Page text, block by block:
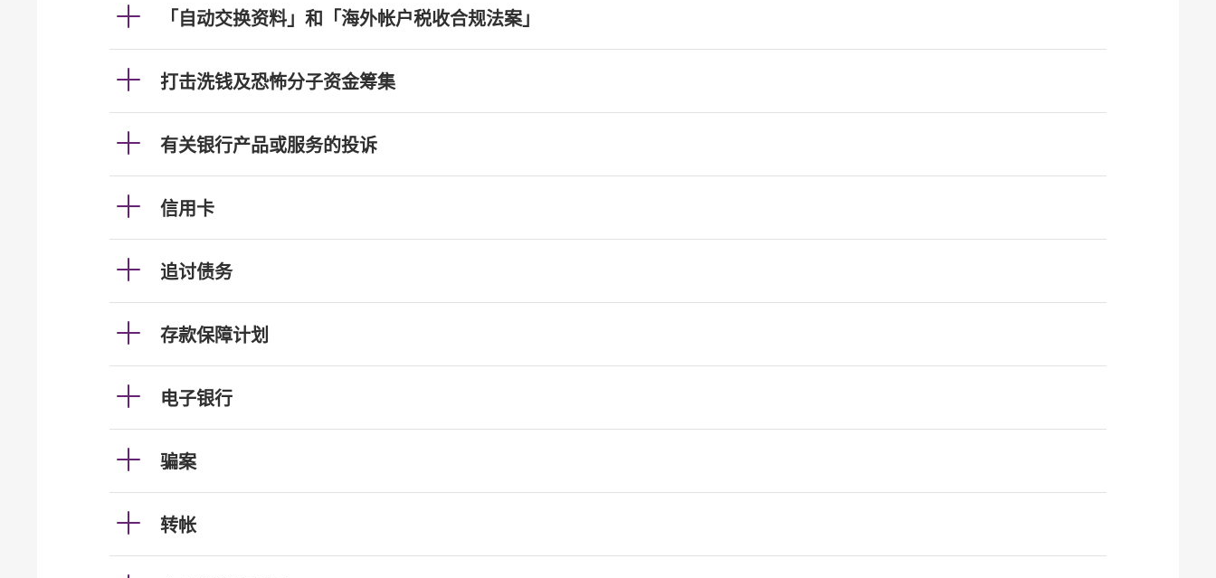
「自动交换资料」和「海外帐户税收合规法案」
打击洗钱及恐怖分子资金筹集
有关银行产品或服务的投诉
信用卡
追讨债务
存款保障计划
电子银行
骗案
转帐